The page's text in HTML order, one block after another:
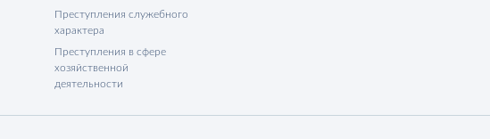
Преступления служебного
характера
Преступления в сфере
хозяйственной
деятельности